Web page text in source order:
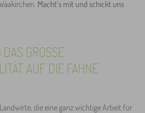
Macht‘s mit und schickt uns
GROSSE
AUF DIE FAHNE
die eine ganz wichtige Arbeit für